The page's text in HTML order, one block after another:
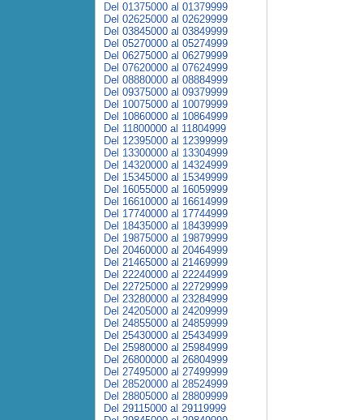
Del 01375000 al 01379999
Del 02625000 al 02629999
Del 03845000 al 03849999
Del 05270000 al 05274999
Del 06275000 al 06279999
Del 07620000 al 07624999
Del 08880000 al 08884999
Del 09375000 al 09379999
Del 10075000 al 10079999
Del 10860000 al 10864999
Del 11800000 al 11804999
Del 12395000 al 12399999
Del 13300000 al 13304999
Del 14320000 al 14324999
Del 15345000 al 15349999
Del 16055000 al 16059999
Del 16610000 al 16614999
Del 17740000 al 17744999
Del 18435000 al 18439999
Del 19875000 al 19879999
Del 20460000 al 20464999
Del 21465000 al 21469999
Del 22240000 al 22244999
Del 22725000 al 22729999
Del 23280000 al 23284999
Del 24205000 al 24209999
Del 24855000 al 24859999
Del 25430000 al 25434999
Del 25980000 al 25984999
Del 26800000 al 26804999
Del 27495000 al 27499999
Del 28520000 al 28524999
Del 28805000 al 28809999
Del 29115000 al 29119999